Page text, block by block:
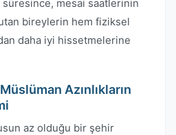
süresince, mesai saatlerinin
bireylerin hem fiziksel
daha iyi hissetmelerine
Azınlıkların
az olduğu bir şehir